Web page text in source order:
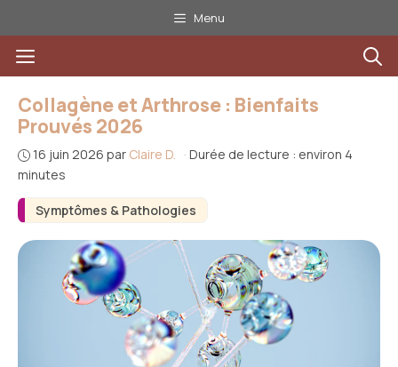
au
contenu
Menu
Menu
Symptômes & Pathologies
Collagène et Arthrose : Bienfaits
Prouvés 2026
16 juin 2026 par Claire D. · Durée de lecture : environ 4
minutes